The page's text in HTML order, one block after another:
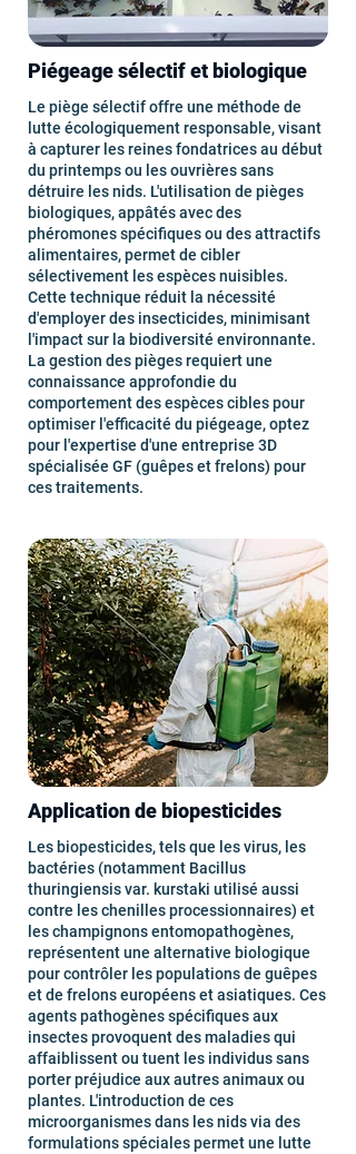
Piégeage sélectif et biologique
Le piège sélectif offre une méthode de
lutte écologiquement responsable, visant
à capturer les reines fondatrices au début
du printemps ou les ouvrières sans
détruire les nids. L'utilisation de pièges
biologiques, appâtés avec des
phéromones spécifiques ou des attractifs
alimentaires, permet de cibler
sélectivement les espèces nuisibles.
Cette technique réduit la nécessité
d'employer des insecticides, minimisant
l'impact sur la biodiversité environnante.
La gestion des pièges requiert une
connaissance approfondie du
comportement des espèces cibles pour
optimiser l'efficacité du piégeage, optez
pour l'expertise d'une entreprise 3D
spécialisée GF (guêpes et frelons) pour
ces traitements.
Application de biopesticides
Les biopesticides, tels que les virus, les
bactéries (notamment Bacillus
thuringiensis var. kurstaki utilisé aussi
contre les chenilles processionnaires) et
les champignons entomopathogènes,
représentent une alternative biologique
pour contrôler les populations de guêpes
et de frelons européens et asiatiques. Ces
agents pathogènes spécifiques aux
insectes provoquent des maladies qui
affaiblissent ou tuent les individus sans
porter préjudice aux autres animaux ou
plantes. L'introduction de ces
microorganismes dans les nids via des
formulations spéciales permet une lutte